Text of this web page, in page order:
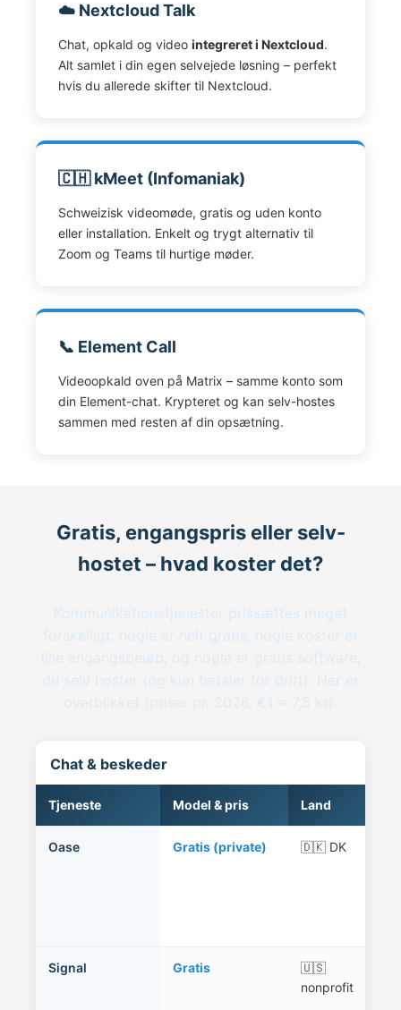
☁️ Nextcloud Talk
Chat, opkald og video integreret i Nextcloud.
Alt samlet i din egen selvejede løsning – perfekt
hvis du allerede skifter til Nextcloud.
🇨🇭 kMeet (Infomaniak)
Schweizisk videomøde, gratis og uden konto
eller installation. Enkelt og trygt alternativ til
Zoom og Teams til hurtige møder.
📞 Element Call
Videoopkald oven på Matrix – samme konto som
din Element-chat. Krypteret og kan selv-hostes
sammen med resten af din opsætning.
Gratis, engangspris eller selv-
hostet – hvad koster det?
Chat & beskeder
Tjeneste Model & pris Land
Oase Gratis (private) 🇩🇰 DK
Signal Gratis
🇺🇸
nonprofit